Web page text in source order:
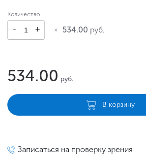
Количество
534.00 руб.
534.00 руб.
В корзину
Записаться на проверку зрения